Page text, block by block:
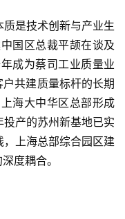
质是技术创新与产业生
国区总裁平颉在谈及
成为蔡司工业质量业
共建质量标杆的长期
海大中华区总部形成
产的苏州新基地已实
上海总部综合园区建
度耦合。